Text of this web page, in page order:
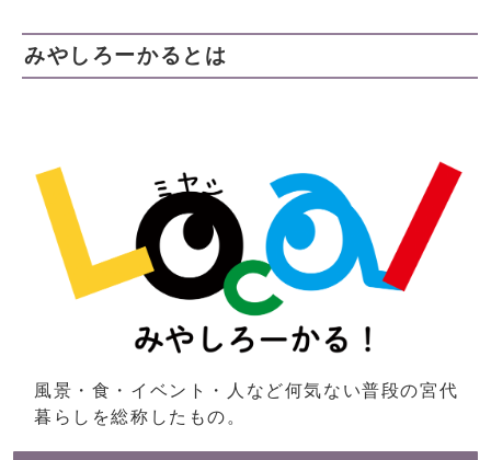
みやしろーかるとは
風景・食・イベント・人など何気ない普段の宮代
暮らしを総称したもの。